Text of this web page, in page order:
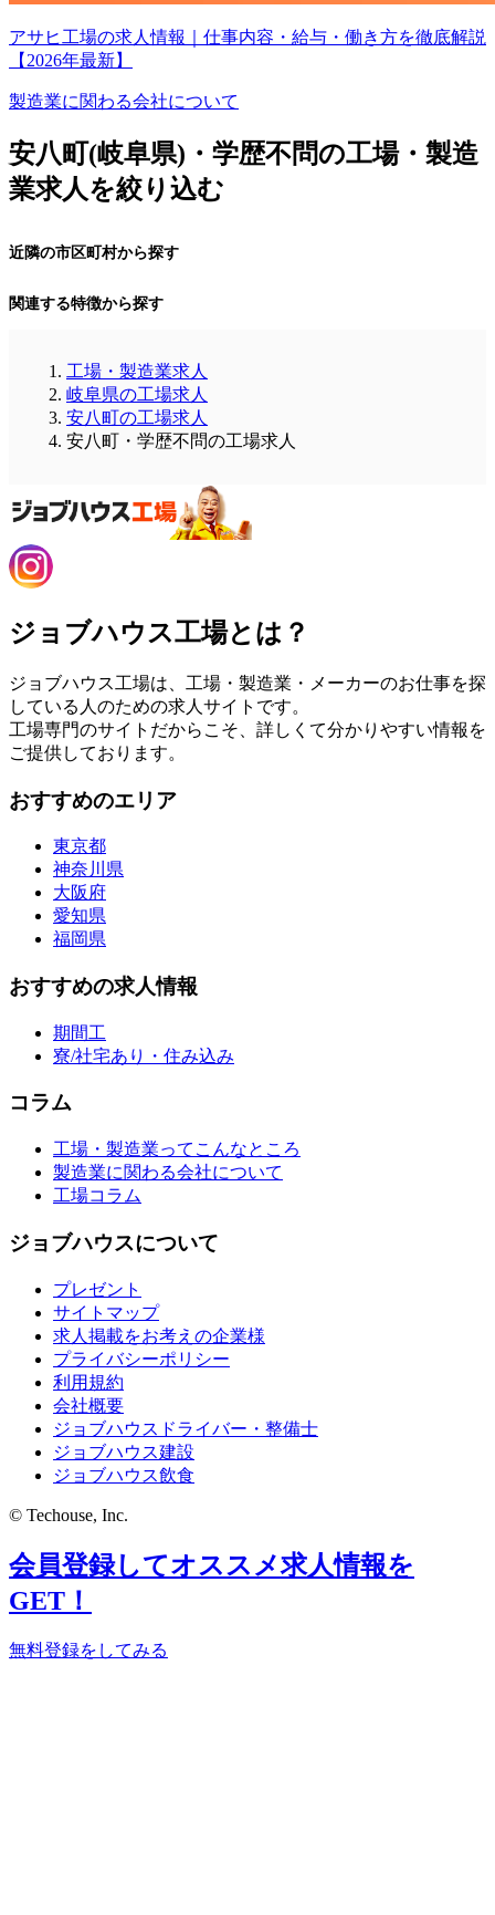
アサヒ工場の求人情報｜仕事内容・給与・働き方を徹底解説
【2026年最新】
製造業に関わる会社について
安八町(岐阜県)・学歴不問の工場・製造
業求人を絞り込む
近隣の市区町村から探す
関連する特徴から探す
工場・製造業求人
岐阜県の工場求人
安八町の工場求人
安八町・学歴不問の工場求人
ジョブハウス工場とは？
ジョブハウス工場は、工場・製造業・メーカーのお仕事を探
している人のための求人サイトです。
工場専門のサイトだからこそ、詳しくて分かりやすい情報を
ご提供しております。
おすすめのエリア
東京都
神奈川県
大阪府
愛知県
福岡県
おすすめの求人情報
期間工
寮/社宅あり・住み込み
コラム
工場・製造業ってこんなところ
製造業に関わる会社について
工場コラム
ジョブハウスについて
プレゼント
サイトマップ
求人掲載をお考えの企業様
プライバシーポリシー
利用規約
会社概要
ジョブハウスドライバー・整備士
ジョブハウス建設
ジョブハウス飲食
© Techouse, Inc.
会員登録してオススメ求人情報を
GET！
無料登録をしてみる